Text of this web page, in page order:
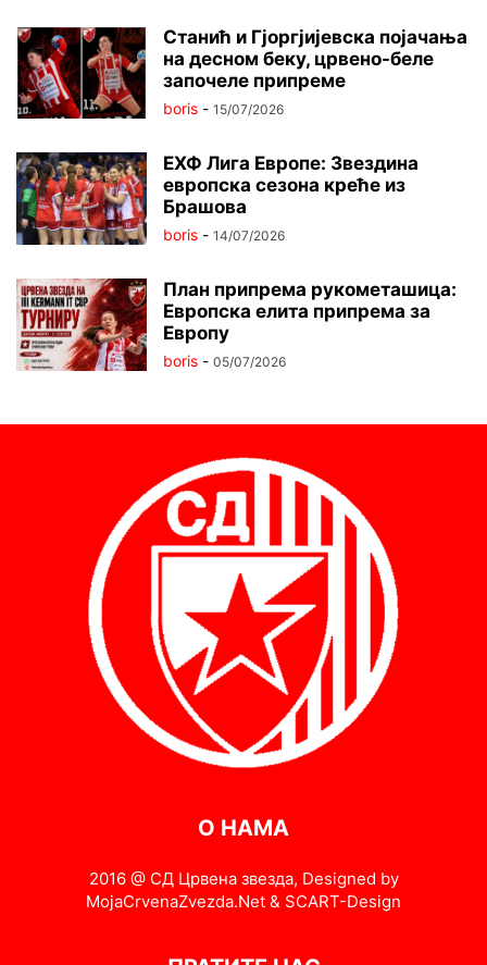
Станић и Гјоргјијевска појачања
на десном беку, црвено-беле
започеле припреме
boris - 15/07/2026
ЕХФ Лига Европе: Звездина
европска сезона креће из
Брашова
boris - 14/07/2026
План припрема рукометашица:
Европска елита припрема за
Европу
boris - 05/07/2026
О НАМА
2016 @ СД Црвена звезда, Designed by
MojaCrvenaZvezda.Net & SCART-Design